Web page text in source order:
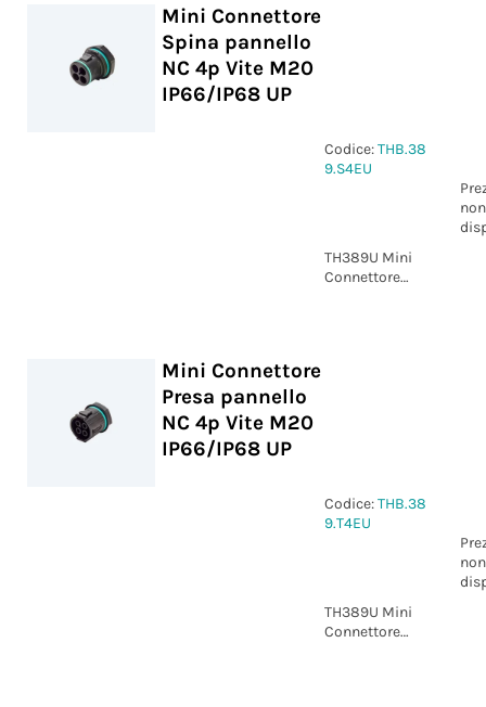
Mini Connettore
Spina pannello
NC 4p Vite M20
IP66/IP68 UP
Codice:THB.38
9.S4EU
non
TH389U Mini
Connettore
Mini Connettore
Presa pannello
NC 4p Vite M20
IP66/IP68 UP
Codice:THB.38
9.T4EU
non
TH389U Mini
Connettore